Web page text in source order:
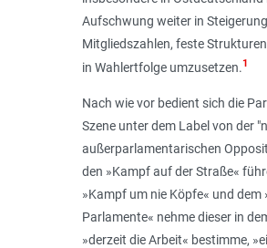
Aufschwung weiter in
Mitgliedszahlen, feste
in Wahlertfolge umzusetzen.1
Nach wie vor bedient sich die
Szene unter dem Label von der "
außerparlamentarischen
den »Kampf auf der Straße«
»Kampf um nie Köpfe« und dem
Parlamente« nehme dieser in
»derzeit die Arbeit« bestimme, »